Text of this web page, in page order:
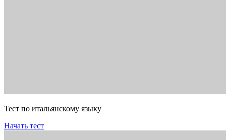
Тест по итальянскому языку
Начать тест